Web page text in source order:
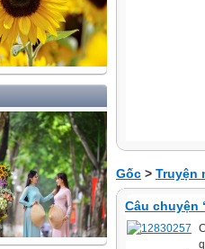
Gốc > Truyện
Câu chuyện